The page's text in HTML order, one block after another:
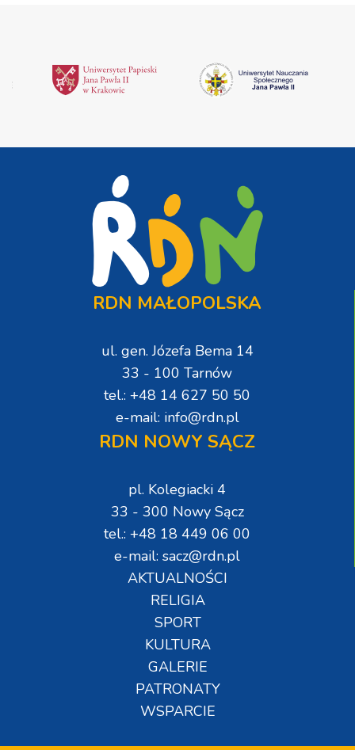
RDN MAŁOPOLSKA
ul. gen. Józefa Bema 14
33 - 100 Tarnów
tel.: +48 14 627 50 50
e-mail: info@rdn.pl
RDN NOWY SĄCZ
pl. Kolegiacki 4
33 - 300 Nowy Sącz
tel.: +48 18 449 06 00
e-mail: sacz@rdn.pl
AKTUALNOŚCI
RELIGIA
SPORT
KULTURA
GALERIE
PATRONATY
WSPARCIE